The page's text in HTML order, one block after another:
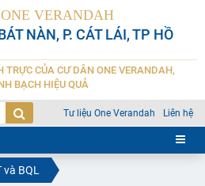
VERANDAH
NÀN, P. CÁT LÁI, TP HỒ
TRỰC CỦA CƯ DÂN ONE VERANDAH,
BẠCH HIỆU QUẢ
Tư liệu One Verandah Liên hệ
BQL